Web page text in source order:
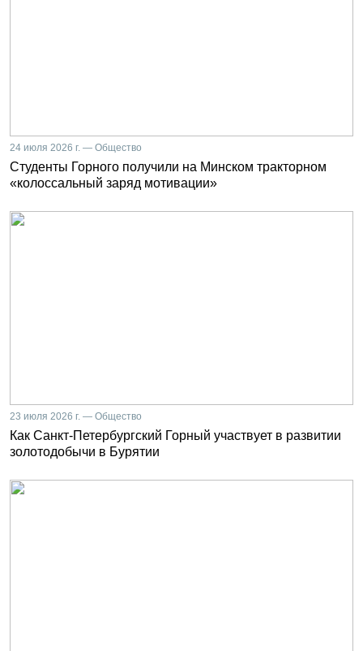
24 июля 2026 г. — Общество
Студенты Горного получили на Минском тракторном
«колоссальный заряд мотивации»
23 июля 2026 г. — Общество
Как Санкт-Петербургский Горный участвует в развитии
золотодобычи в Бурятии